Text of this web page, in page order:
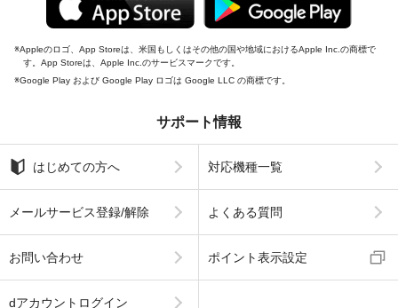
Appleのロゴ、App Storeは、米国もしくはその他の国や地域におけるApple Inc.の商標で
す。App Storeは、Apple Inc.のサービスマークです。
Google Play および Google Play ロゴは Google LLC の商標です。
サポート情報
はじめての方へ 対応機種一覧
メールサービス登録/解除 よくある質問
お問い合わせ ポイント表示設定
dアカウントログイン